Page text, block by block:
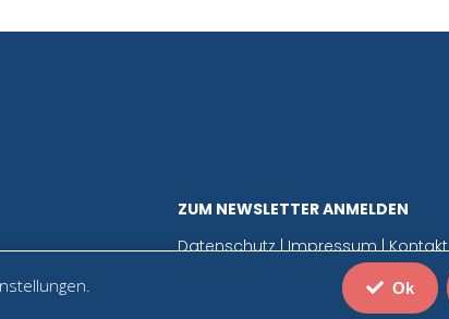
ZUM NEWSLETTER ANMELDEN
Datenschutz|Impressum|Kontakt
Ok